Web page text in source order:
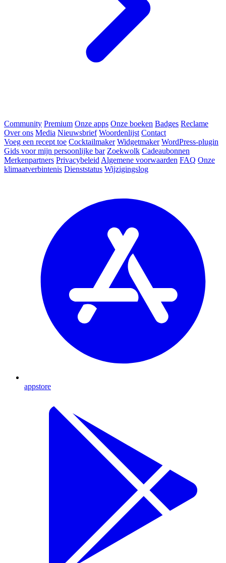
Community Premium Onze apps Onze boeken Badges Reclame
Over ons Media Nieuwsbrief Woordenlijst Contact
Voeg een recept toe Cocktailmaker Widgetmaker WordPress-plugin
Gids voor mijn persoonlijke bar Zoekwolk Cadeaubonnen
Merkenpartners Privacybeleid Algemene voorwaarden FAQ Onze
klimaatverbintenis Dienststatus Wijzigingslog
appstore